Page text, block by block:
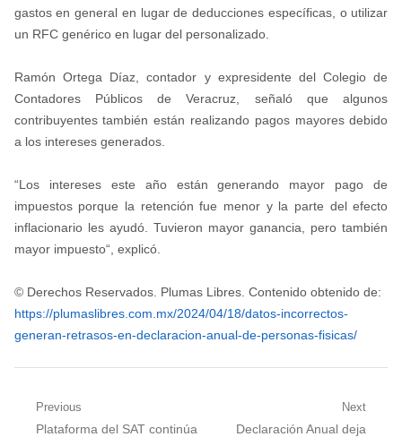
gastos en general en lugar de deducciones específicas, o utilizar
un RFC genérico en lugar del personalizado.
Ramón Ortega Díaz, contador y expresidente del Colegio de
Contadores Públicos de Veracruz, señaló que algunos
contribuyentes también están realizando pagos mayores debido
a los intereses generados.
“Los intereses este año están generando mayor pago de
impuestos porque la retención fue menor y la parte del efecto
inflacionario les ayudó. Tuvieron mayor ganancia, pero también
mayor impuesto“, explicó.
© Derechos Reservados. Plumas Libres. Contenido obtenido de:
https://plumaslibres.com.mx/2024/04/18/datos-incorrectos-
generan-retrasos-en-declaracion-anual-de-personas-fisicas/
Navegación
Previous
Previous
Plataforma del SAT continúa
Next
Next
Declaración Anual deja